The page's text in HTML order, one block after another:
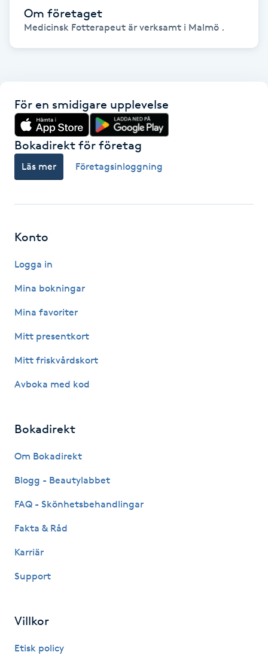
IPL
IPL hårborttagning
Japansk massage
Katun fransar
Keratinbehandling
Kiropraktik
Klippning
Klippning & Slingor
Klippning ungdom
Koppningsmassage
Om företaget
Medicinsk Fotterapeut är verksamt i Malmö .
För en smidigare upplevelse
Bokadirekt för företag
Läs mer Företagsinloggning
Konto
Logga in
Mina bokningar
Mina favoriter
Mitt presentkort
Mitt friskvårdskort
Avboka med kod
Bokadirekt
Om Bokadirekt
Blogg - Beautylabbet
FAQ - Skönhetsbehandlingar
Fakta & Råd
Karriär
Support
Villkor
Etisk policy